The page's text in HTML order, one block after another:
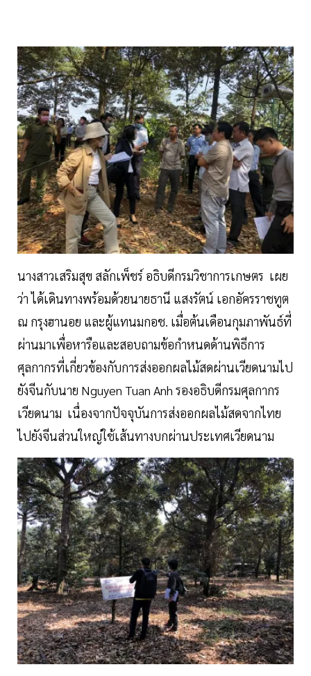
นางสาวเสริมสุข สลักเพ็ชร์ อธิบดีกรมวิชาการเกษตร เผย
ว่า ได้เดินทางพร้อมด้วยนายธานี แสงรัตน์ เอกอัครราชทูต
ณ กรุงฮานอย และผู้แทนมกอช. เมื่อต้นเดือนกุมภาพันธ์ที่
ผ่านมาเพื่อหารือและสอบถามข้อกำหนดด้านพิธีการ
ศุลกากรที่เกี่ยวข้องกับการส่งออกผลไม้สดผ่านเวียดนามไป
ยังจีนกับนาย Nguyen Tuan Anh รองอธิบดีกรมศุลกากร
เวียดนาม เนื่องจากปัจจุบันการส่งออกผลไม้สดจากไทย
ไปยังจีนส่วนใหญ่ใช้เส้นทางบกผ่านประเทศเวียดนาม